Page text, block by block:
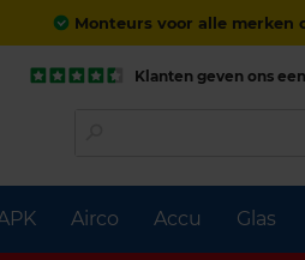
Monteurs voor alle merken
Airco Accu Glas
Klanten geven ons een